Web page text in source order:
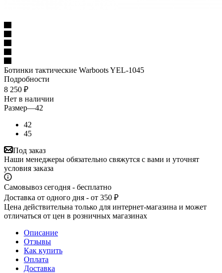
Ботинки тактические Warboots YEL-1045
Подробности
8 250 ₽
Нет в наличии
Размер—42
42
45
Под заказ
Наши менеджеры обязательно свяжутся с вами и уточнят
условия заказа
Самовывоз сегодня - бесплатно
Доставка от одного дня - от 350 ₽
Цена действительна только для интернет-магазина и может
отличаться от цен в розничных магазинах
Описание
Отзывы
Как купить
Оплата
Доставка